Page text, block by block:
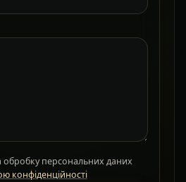
персональних даних
конфіденційності